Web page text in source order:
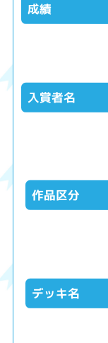
成績
入賞者名
作品区分
デッキ名